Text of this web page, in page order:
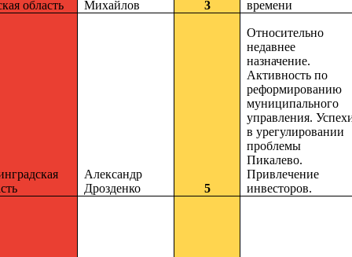
область
Михайлов
3
времени
Александр
Дрозденко
5
Относительно
недавнее
назначение.
Активность по
реформированию
муниципального
управления.
в урегулировании
проблемы
Пикалево.
Привлечение
инвесторов.